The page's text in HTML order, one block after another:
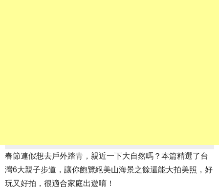
春節連假想去戶外踏青，親近一下大自然嗎？本篇精選了台
灣6大親子步道，讓你飽覽絕美山海景之餘還能大拍美照，好
玩又好拍，很適合家庭出遊唷！